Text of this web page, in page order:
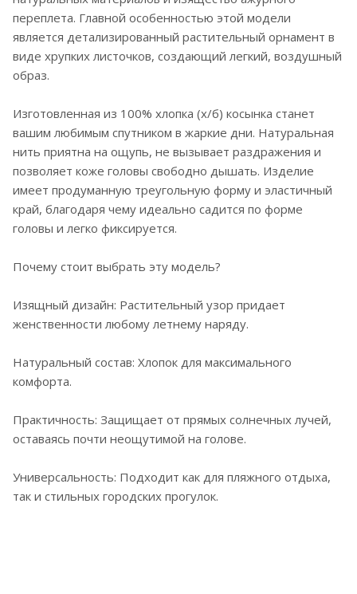
переплета. Главной особенностью этой модели
является детализированный растительный орнамент в
виде хрупких листочков, создающий легкий, воздушный
образ.
Изготовленная из 100% хлопка (х/б) косынка станет
вашим любимым спутником в жаркие дни. Натуральная
нить приятна на ощупь, не вызывает раздражения и
позволяет коже головы свободно дышать. Изделие
имеет продуманную треугольную форму и эластичный
край, благодаря чему идеально садится по форме
головы и легко фиксируется.
Почему стоит выбрать эту модель?
Изящный дизайн: Растительный узор придает
женственности любому летнему наряду.
Натуральный состав: Хлопок для максимального
комфорта.
Практичность: Защищает от прямых солнечных лучей,
оставаясь почти неощутимой на голове.
Универсальность: Подходит как для пляжного отдыха,
так и стильных городских прогулок.